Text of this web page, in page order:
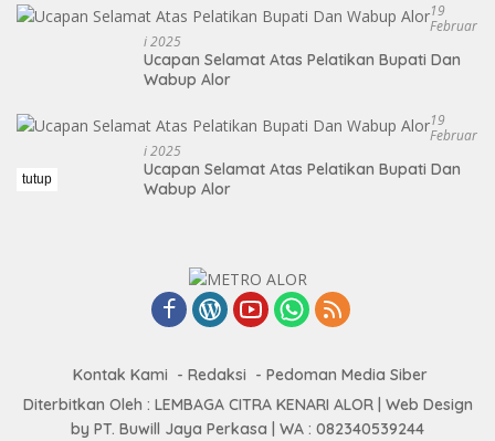
19
Februar
I 2025
Ucapan Selamat Atas Pelatikan Bupati Dan
Wabup Alor
19
Februar
I 2025
Ucapan Selamat Atas Pelatikan Bupati Dan
Wabup Alor
Kontak Kami Redaksi
Pedoman Media Siber
Diterbitkan Oleh : LEMBAGA CITRA KENARI ALOR | Web Design
by PT. Buwill Jaya Perkasa | WA : 082340539244
tutup